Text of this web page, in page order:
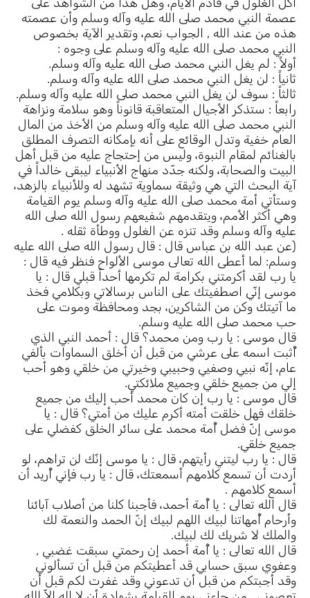
أكل الغلول في قادم الأيام، وهل هذا من الشواهد على
عصمة النبي محمد صلى الله عليه وآله وسلم وأن عصمته
هذه من عند الله , الجواب نعم، وتقدير الآية بخصوص
النبي محمد صلى الله عليه وآله وسلم على وجوه :
أولاً : لم يغل النبي محمد صلى الله عليه وآله وسلم.
ثانياً : لن يغل النبي محمد صلى الله عليه وآله وسلم.
ثالثاً : سوف لن يغل النبي محمد صلى الله عليه وآله وسلم.
رابعاً : ستذكر الأجيال المتعاقبة قانوناً وهو سلامة ونزاهة
النبي محمد صلى الله عليه وآله وسلم من الأخذ من المال
العام خفية وتدل الوقائع على أنه بإمكانه التصرف المطلق
بالغنائم لمقام النبوة، وليس من إحتجاج عليه من قبل أهل
البيت والصحابة، ولكنه جدّد منهاج الأنبياء ليبقى خالداً في
آية البحث التي هي وثيقة سماوية تشهد له وللأنبياء بالزهد،
وستأتي أمة محمد صلى الله عليه وآله وسلم يوم القيامة
وهي أكثر الأمم، ويتقدمهم شفيعهم رسول الله صلى الله
عليه وآله وسلم وقد تنزه عن الغلول ووطأة ثقله .
(عن عبد الله بن عباس قال : قال رسول الله صلى الله عليه
وسلم: لما أعطى الله تعالى موسى الألواح فنظر فيه قال :
يا رب لقد أكرمتني بكرامة لم تكرمها أحداً قبلي قال : يا
موسى إنّي اصطفيتك على الناس برسالاتي وبكلامي فخذ
ما آتيتك وكن من الشاكرين، بجد ومحافظة وموت على
حب محمد صلى الله عليه وسلم.
قال موسى : يا رب ومن محمد؟ قال : أحمد النبي الذي
أُثبت اسمه على عرشي من قبل أن أخلق السماوات بألفي
عام، إنّه نبيي وصفيي وحبيبي وخيرتي من خلقي وهو أحب
إلي من جميع خلقي وجميع ملائكتي.
قال موسى : يا رب إن كان محمد أحب إليك من جميع
خلقك فهل خلقت أمته أكرم عليك من أمتي؟ قال : يا
موسى إنّ فضل أُمة محمد على سائر الخلق كفضلي على
جميع خلقي.
قال : يا رب ليتني رأيتهم، قال : يا موسى إنّك لن تراهم، لو
أردت أن تسمع كلامهم أسمعتك، قال : يا رب فإني أُريد أن
أسمع كلامهم .
قال الله تعالى : يا أُمة أحمد، فأجبنا كلنا من أصلاب آبائنا
وأرحام أُمهاتنا لبيك اللهم لبيك إنّ الحمد والنعمة لك
والملك لا شريك لك لبيك.
قال الله تعالى : يا أُمة أحمد إن رحمتي سبقت غضبي ,
وعفوي سبق حسابي قد أعطيتكم من قبل أن تسألوني
وقد أجبتكم من قبل أن تدعوني وقد غفرت لكم قبل أن